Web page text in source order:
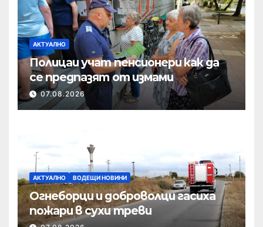
АКТУАЛНО
Полицаи учат пенсионери как да
се предпазят от измами
07.08.2026
АКТУАЛНО ВОДЕЩИ НОВИНИ
Огнеборци и доброволци гасиха
пожари в сухи треви